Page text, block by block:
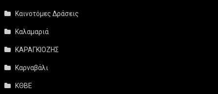
Καινοτόμες Δράσεις
Καλαμαριά
ΚΑΡΑΓΚΙΟΖΗΣ
Καρναβάλι
ΚΘΒΕ